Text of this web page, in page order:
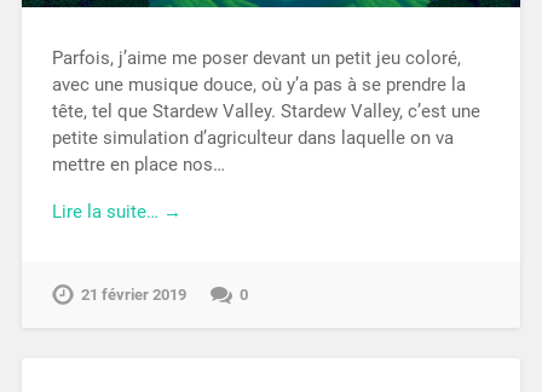
Parfois, j’aime me poser devant un petit jeu coloré,
avec une musique douce, où y’a pas à se prendre la
tête, tel que Stardew Valley. Stardew Valley, c’est une
petite simulation d’agriculteur dans laquelle on va
mettre en place nos…
Lire la suite… →
21 février 2019 0